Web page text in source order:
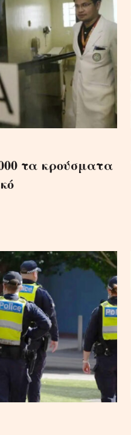
τα κρούσματα